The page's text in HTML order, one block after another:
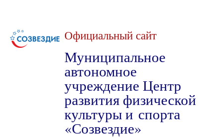
Официальный сайт
Муниципальное
автономное
учреждение Центр
развития физической
культуры и спорта
«Созвездие»